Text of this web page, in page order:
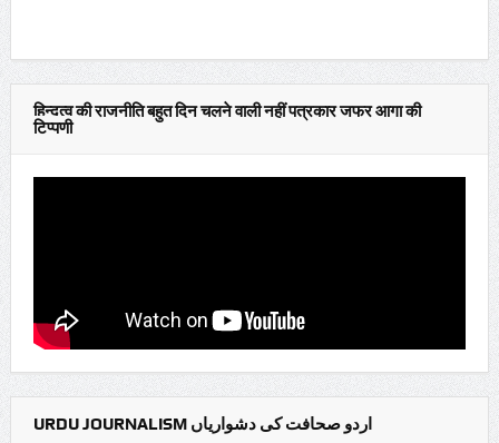
हिन्दुत्व की राजनीति बहुत दिन चलने वाली नहीं पत्रकार जफर आगा की
टिप्पणी
URDU JOURNALISM اردو صحافت کی دشواریاں